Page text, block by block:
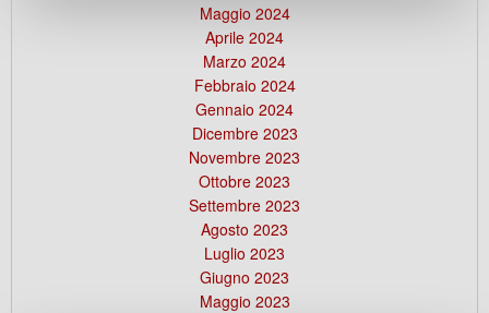
Maggio 2024
Aprile 2024
Marzo 2024
Febbraio 2024
Gennaio 2024
Dicembre 2023
Novembre 2023
Ottobre 2023
Settembre 2023
Agosto 2023
Luglio 2023
Giugno 2023
Maggio 2023